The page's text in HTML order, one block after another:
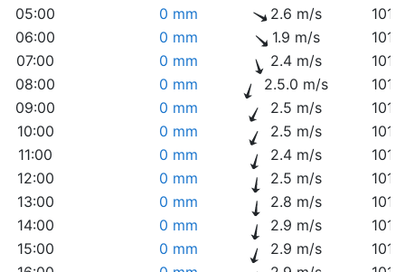
05:00
0 mm 2.6 m/s
06:00
0 mm 1.9 m/s
07:00
0 mm 2.4 m/s
08:00
0 mm 2.5.0 m/s
09:00
0 mm 2.5 m/s
10:00
0 mm 2.5 m/s
11:00
0 mm 2.4 m/s
12:00
0 mm 2.5 m/s
13:00
0 mm 2.8 m/s
14:00
0 mm 2.9 m/s
15:00
0 mm 2.9 m/s